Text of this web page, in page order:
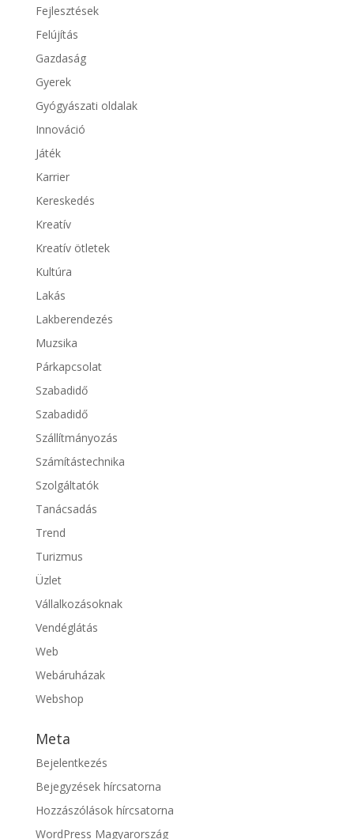
Fejlesztések
Felújítás
Gazdaság
Gyerek
Gyógyászati oldalak
Innováció
Játék
Karrier
Kereskedés
Kreatív
Kreatív ötletek
Kultúra
Lakás
Lakberendezés
Muzsika
Párkapcsolat
Szabadidő
Szabadidő
Szállítmányozás
Számítástechnika
Szolgáltatók
Tanácsadás
Trend
Turizmus
Üzlet
Vállalkozásoknak
Vendéglátás
Web
Webáruházak
Webshop
Meta
Bejelentkezés
Bejegyzések hírcsatorna
Hozzászólások hírcsatorna
WordPress Magyarország